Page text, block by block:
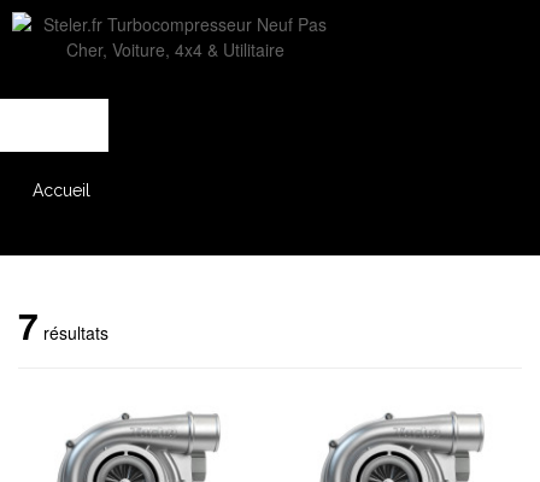
Accueil
7 résultats